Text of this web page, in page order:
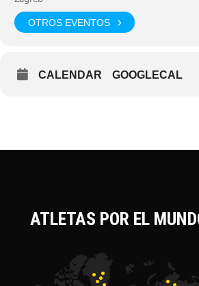
OTROS EVENTOS
CALENDAR GOOGLECAL
ATLETAS POR EL